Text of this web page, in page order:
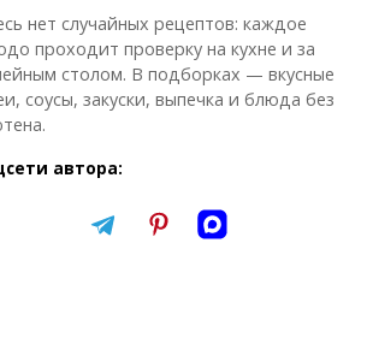
нет случайных рецептов: каждое
проходит проверку на кухне и за
столом. В подборках — вкусные
соусы, закуски, выпечка и блюда без
автора: